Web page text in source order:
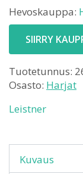
Hevoskauppa:
SIIRRY
Tuotetunnus:
Osasto: Harjat
Leistner
Kuvaus